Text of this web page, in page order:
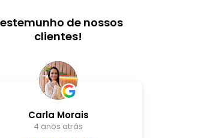
de nossos
clientes!
Carla Morais
4 anos atrás